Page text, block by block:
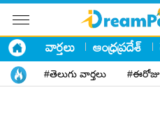
వార్తలు ఆంధ్రప్రదేశ్
#తెలుగు వార్తలు #ఈరోజు